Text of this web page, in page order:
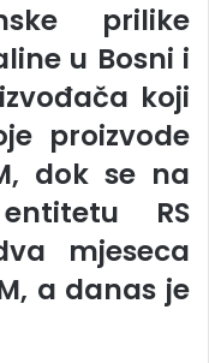
prilike
u Bosni i
koji
proizvode
dok se na
RS
mjeseca
a danas je